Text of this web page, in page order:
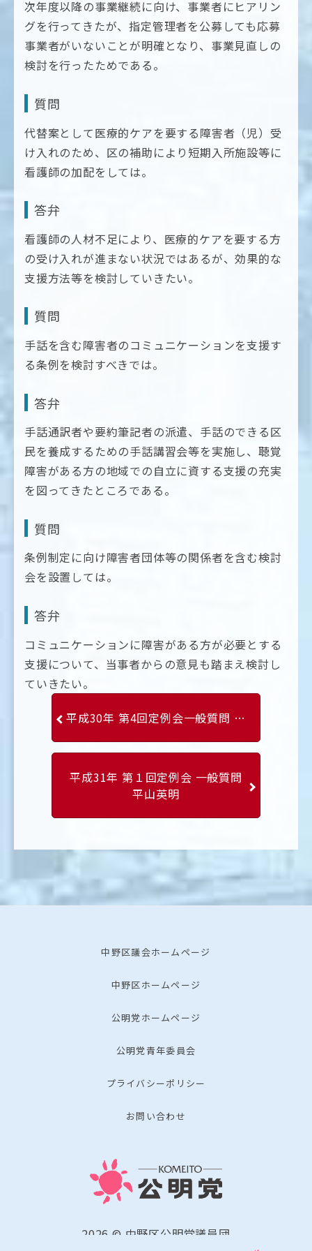
次年度以降の事業継続に向け、事業者にヒアリン
グを行ってきたが、指定管理者を公募しても応募
事業者がいないことが明確となり、事業見直しの
検討を行ったためである。
質問
代替案として医療的ケアを要する障害者（児）受
け入れのため、区の補助により短期入所施設等に
看護師の加配をしては。
答弁
看護師の人材不足により、医療的ケアを要する方
の受け入れが進まない状況ではあるが、効果的な
支援方法等を検討していきたい。
質問
手話を含む障害者のコミュニケーションを支援す
る条例を検討すべきでは。
答弁
手話通訳者や要約筆記者の派遣、手話のできる区
民を養成するための手話講習会等を実施し、聴覚
障害がある方の地域での自立に資する支援の充実
を図ってきたところである。
質問
条例制定に向け障害者団体等の関係者を含む検討
会を設置しては。
答弁
コミュニケーションに障害がある方が必要とする
支援について、当事者からの意見も踏まえ検討し
ていきたい。
平成30年 第4回定例会一般質問 甲田ゆり子
平成31年 第１回定例会 一般質問
平山英明
中野区議会ホームページ
中野区ホームページ
公明党ホームページ
公明党青年委員会
プライバシーポリシー
お問い合わせ
2026 © 中野区公明党議員団